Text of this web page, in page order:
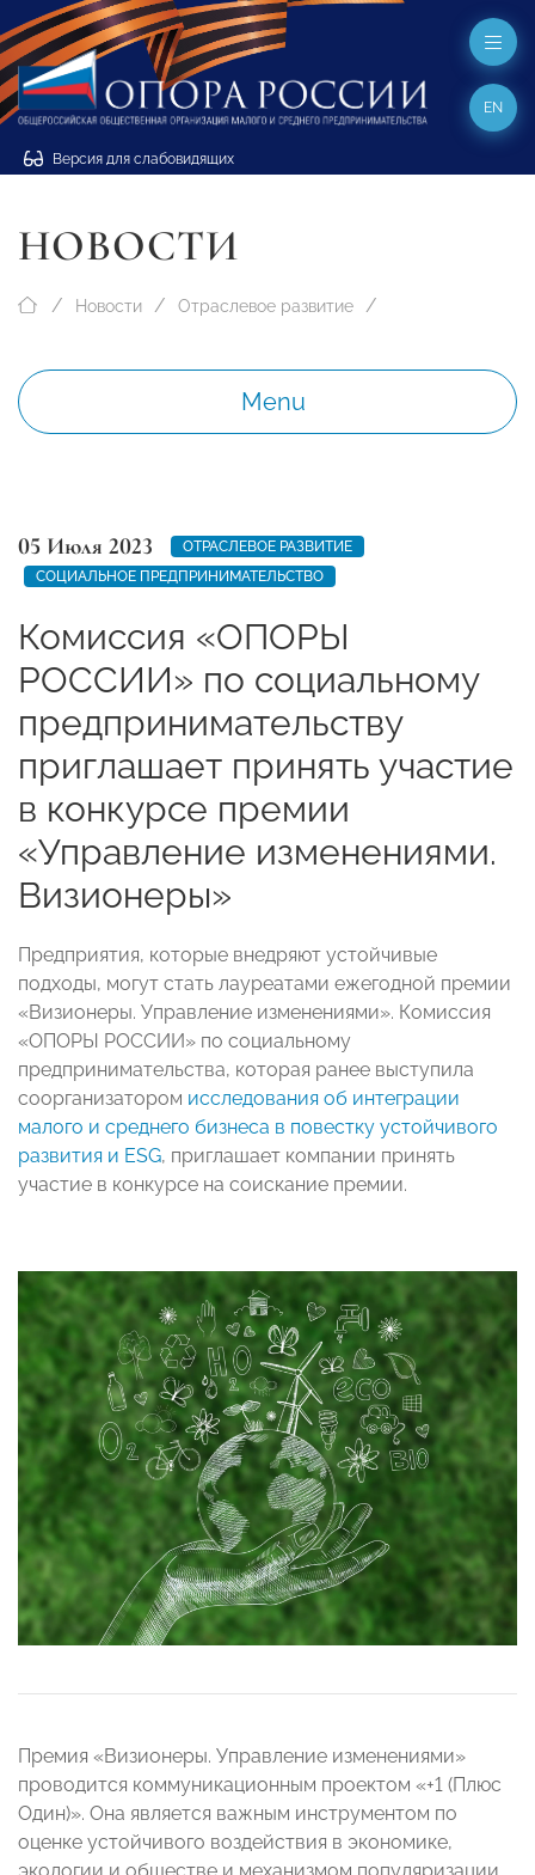
Версия для слабовидящих
EN
НОВОСТИ
Новости Отраслевое развитие
Menu
05 Июля 2023
ОТРАСЛЕВОЕ РАЗВИТИЕ
СОЦИАЛЬНОЕ ПРЕДПРИНИМАТЕЛЬСТВО
Комиссия «ОПОРЫ
РОССИИ» по социальному
предпринимательству
приглашает принять участие
в конкурсе премии
«Управление изменениями.
Визионеры»
Предприятия, которые внедряют устойчивые
подходы, могут стать лауреатами ежегодной премии
«Визионеры. Управление изменениями». Комиссия
«ОПОРЫ РОССИИ» по социальному
предпринимательства, которая ранее выступила
соорганизатором исследования об интеграции
малого и среднего бизнеса в повестку устойчивого
развития и ESG, приглашает компании принять
участие в конкурсе на соискание премии.
Премия «Визионеры. Управление изменениями»
проводится коммуникационным проектом «+1 (Плюс
Один)». Она является важным инструментом по
оценке устойчивого воздействия в экономике,